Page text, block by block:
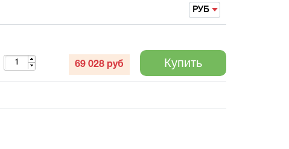
РУБ
69 028 руб Купить